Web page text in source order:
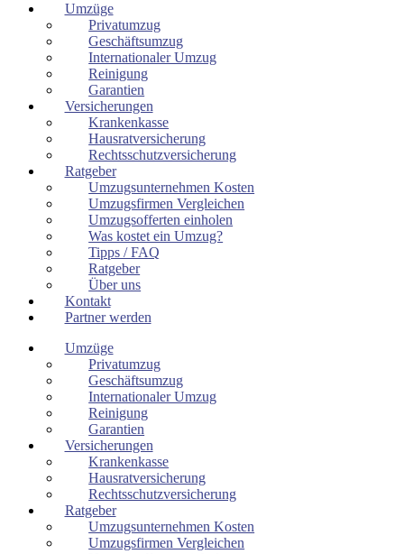
Umzüge
Privatumzug
Geschäftsumzug
Internationaler Umzug
Reinigung
Garantien
Versicherungen
Krankenkasse
Hausratversicherung
Rechtsschutzversicherung
Ratgeber
Umzugsunternehmen Kosten
Umzugsfirmen Vergleichen
Umzugsofferten einholen
Was kostet ein Umzug?
Tipps / FAQ
Ratgeber
Über uns
Kontakt
Partner werden
Umzüge
Privatumzug
Geschäftsumzug
Internationaler Umzug
Reinigung
Garantien
Versicherungen
Krankenkasse
Hausratversicherung
Rechtsschutzversicherung
Ratgeber
Umzugsunternehmen Kosten
Umzugsfirmen Vergleichen